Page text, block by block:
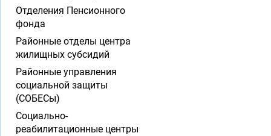
Отделения Пенсионного
фонда
Районные отделы центра
жилищных субсидий
Районные управления
социальной защиты
(СОБЕСы)
Социально-
реабилитационные центры